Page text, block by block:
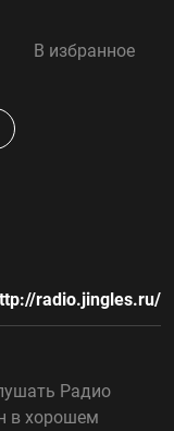
В избранное
radio.jingles.ru/
Радио
в хорошем